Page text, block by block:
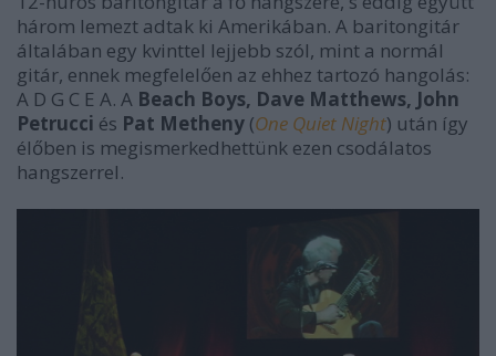
három lemezt adtak ki Amerikában. A baritongitár
általában egy kvinttel lejjebb szól, mint a normál
gitár, ennek megfelelően az ehhez tartozó hangolás:
A D G C E A. A Beach Boys, Dave Matthews, John
Petrucci és Pat Metheny (One Quiet Night) után így
élőben is megismerkedhettünk ezen csodálatos
hangszerrel.